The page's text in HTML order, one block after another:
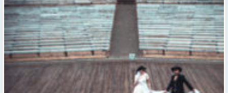
Valmiera gatava teātra svētkiem – sākas Valmieras vasaras teātra
festivāla nedēļa